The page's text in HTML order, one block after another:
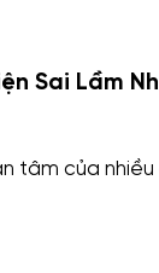
Sai Lầm
tâm của nhiều